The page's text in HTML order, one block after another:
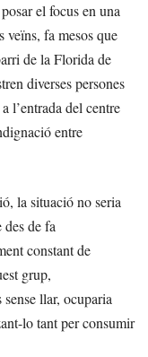
el focus en una
veïns, fa mesos que
de la Florida de
diverses persones
l’entrada del centre
entre
la situació no seria
de fa
constant de
grup,
llar, ocuparia
lo tant per consumir